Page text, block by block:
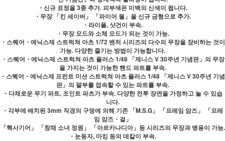
・신규 표정을 3종 추가. 피부색은 미백의 신색이 됩니다.
・무장 「킨 세이버」 「파이어 월」을 신규 금형으로 추가.
・라이플, 샷건이 부속.
・무장 모드와 소체 모드가 되는 것이 가능.
・스퀘어・에닉스제 스트럭쳐 아츠 1/72 밴처 시리즈의 다수의 무장을 장비하는 것이
가능. 다양한 즐기는 방법이 가능합니다.
・스퀘어・에닉스제 스트럭쳐 아츠 플러스 1/48 「제니스 V 30주년 기념판」의 무장
을 가지는 것이 가능한 핸드 파트를 부속.
・스퀘어・에닉스제 프런트 미션 스트럭쳐 아츠 플러스 1/48 「제니스 V 30주년 기념
판」의 팔부를 접속할 수 있는 파트를 부속.
・다채로운 무기 파트, 조인트 파츠가 부속. 다양한 전투 장면을 가정하고 놀 수 있습
니다.
・각부에 배치된 3mm 직경의 구멍에 의해 기존 「M.S.G」 「프레임 암즈」 「프레
임 암즈・걸」
「헥사기어」 「창채 소녀 정원」 「아르카나디아」등 시리즈의 무장과 병용이 가능.
・눈동자, 마킹 등의 데칼이 부속.